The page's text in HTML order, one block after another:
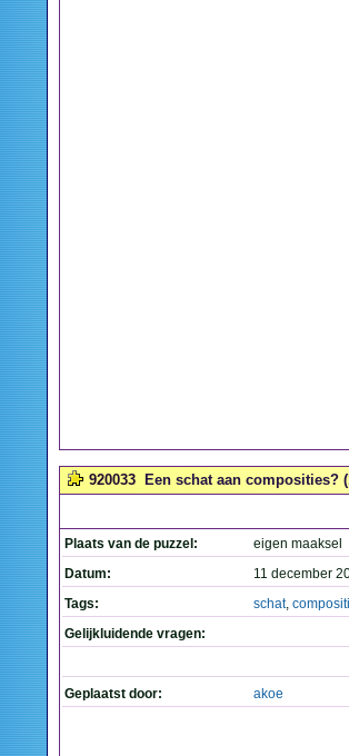
920033 Een schat aan composities?
Plaats van de puzzel:
eigen maaksel
Datum:
11 december
Tags:
schat,
Gelijkluidende vragen:
Geplaatst door: akoe